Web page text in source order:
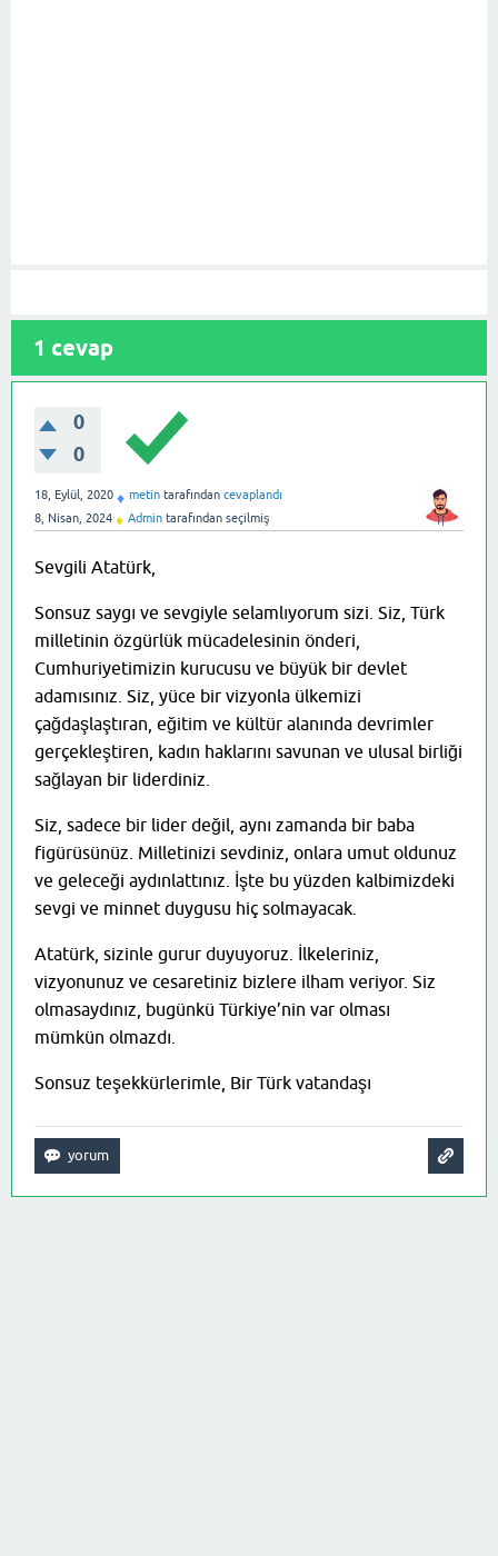
1 cevap
0
0
18, Eylül, 2020 ♦ metin tarafından cevaplandı
8, Nisan, 2024 ♦ Admin tarafından seçilmiş
Sevgili Atatürk,
Sonsuz saygı ve sevgiyle selamlıyorum sizi. Siz, Türk
milletinin özgürlük mücadelesinin önderi,
Cumhuriyetimizin kurucusu ve büyük bir devlet
adamısınız. Siz, yüce bir vizyonla ülkemizi
çağdaşlaştıran, eğitim ve kültür alanında devrimler
gerçekleştiren, kadın haklarını savunan ve ulusal birliği
sağlayan bir liderdiniz.
Siz, sadece bir lider değil, aynı zamanda bir baba
figürüsünüz. Milletinizi sevdiniz, onlara umut oldunuz
ve geleceği aydınlattınız. İşte bu yüzden kalbimizdeki
sevgi ve minnet duygusu hiç solmayacak.
Atatürk, sizinle gurur duyuyoruz. İlkeleriniz,
vizyonunuz ve cesaretiniz bizlere ilham veriyor. Siz
olmasaydınız, bugünkü Türkiye’nin var olması
mümkün olmazdı.
Sonsuz teşekkürlerimle, Bir Türk vatandaşı